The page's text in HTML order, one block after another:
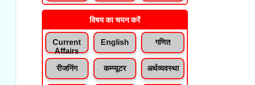
विषय का चयन करें
Current
Affairs
English गणित
रीजनिंग कम्प्यूटर अर्थव्यवस्था